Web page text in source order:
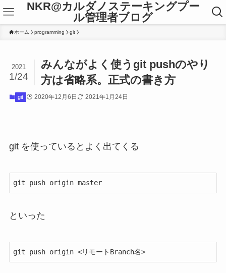
NKR@カルダノステーキングプー
ル管理者ブログ
ホーム programming git
みんながよく使うgit pushのやり
方は省略系。正式の書き方
2021
1/24
git 2020年12月6日 2021年1月24日
git を使っているとよく出てくる
git push origin master
といった
git push origin <リモートBranch名>